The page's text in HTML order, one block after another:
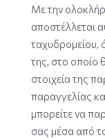
Με την
αποστέλλεται
ταχυδρομείου,
της, στο οποίο
στοιχεία της
παραγγελίας
μπορείτε να
σας μέσα από